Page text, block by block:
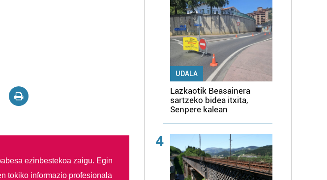
ezinbestekoa zaigu. Egin
tokiko informazio profesionala
UDALA
Lazkaotik Beasainera
sartzeko bidea itxita,
Senpere kalean
4